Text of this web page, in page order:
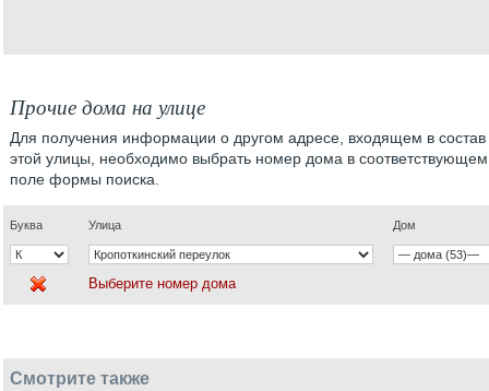
Прочие дома на улице
Для получения информации о другом адресе, входящем в состав
этой улицы, необходимо выбрать номер дома в соответствующем
поле формы поиска.
Буква Улица Дом
Выберите номер дома
Смотрите также